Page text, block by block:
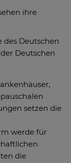
des Deutschen
Deutschen
setzen die
werde für
die